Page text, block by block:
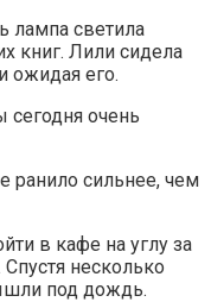
лампа светила
книг. Лили сидела
ожидая его.
сегодня очень
ранило сильнее, чем
в кафе на углу за
несколько
под дождь.